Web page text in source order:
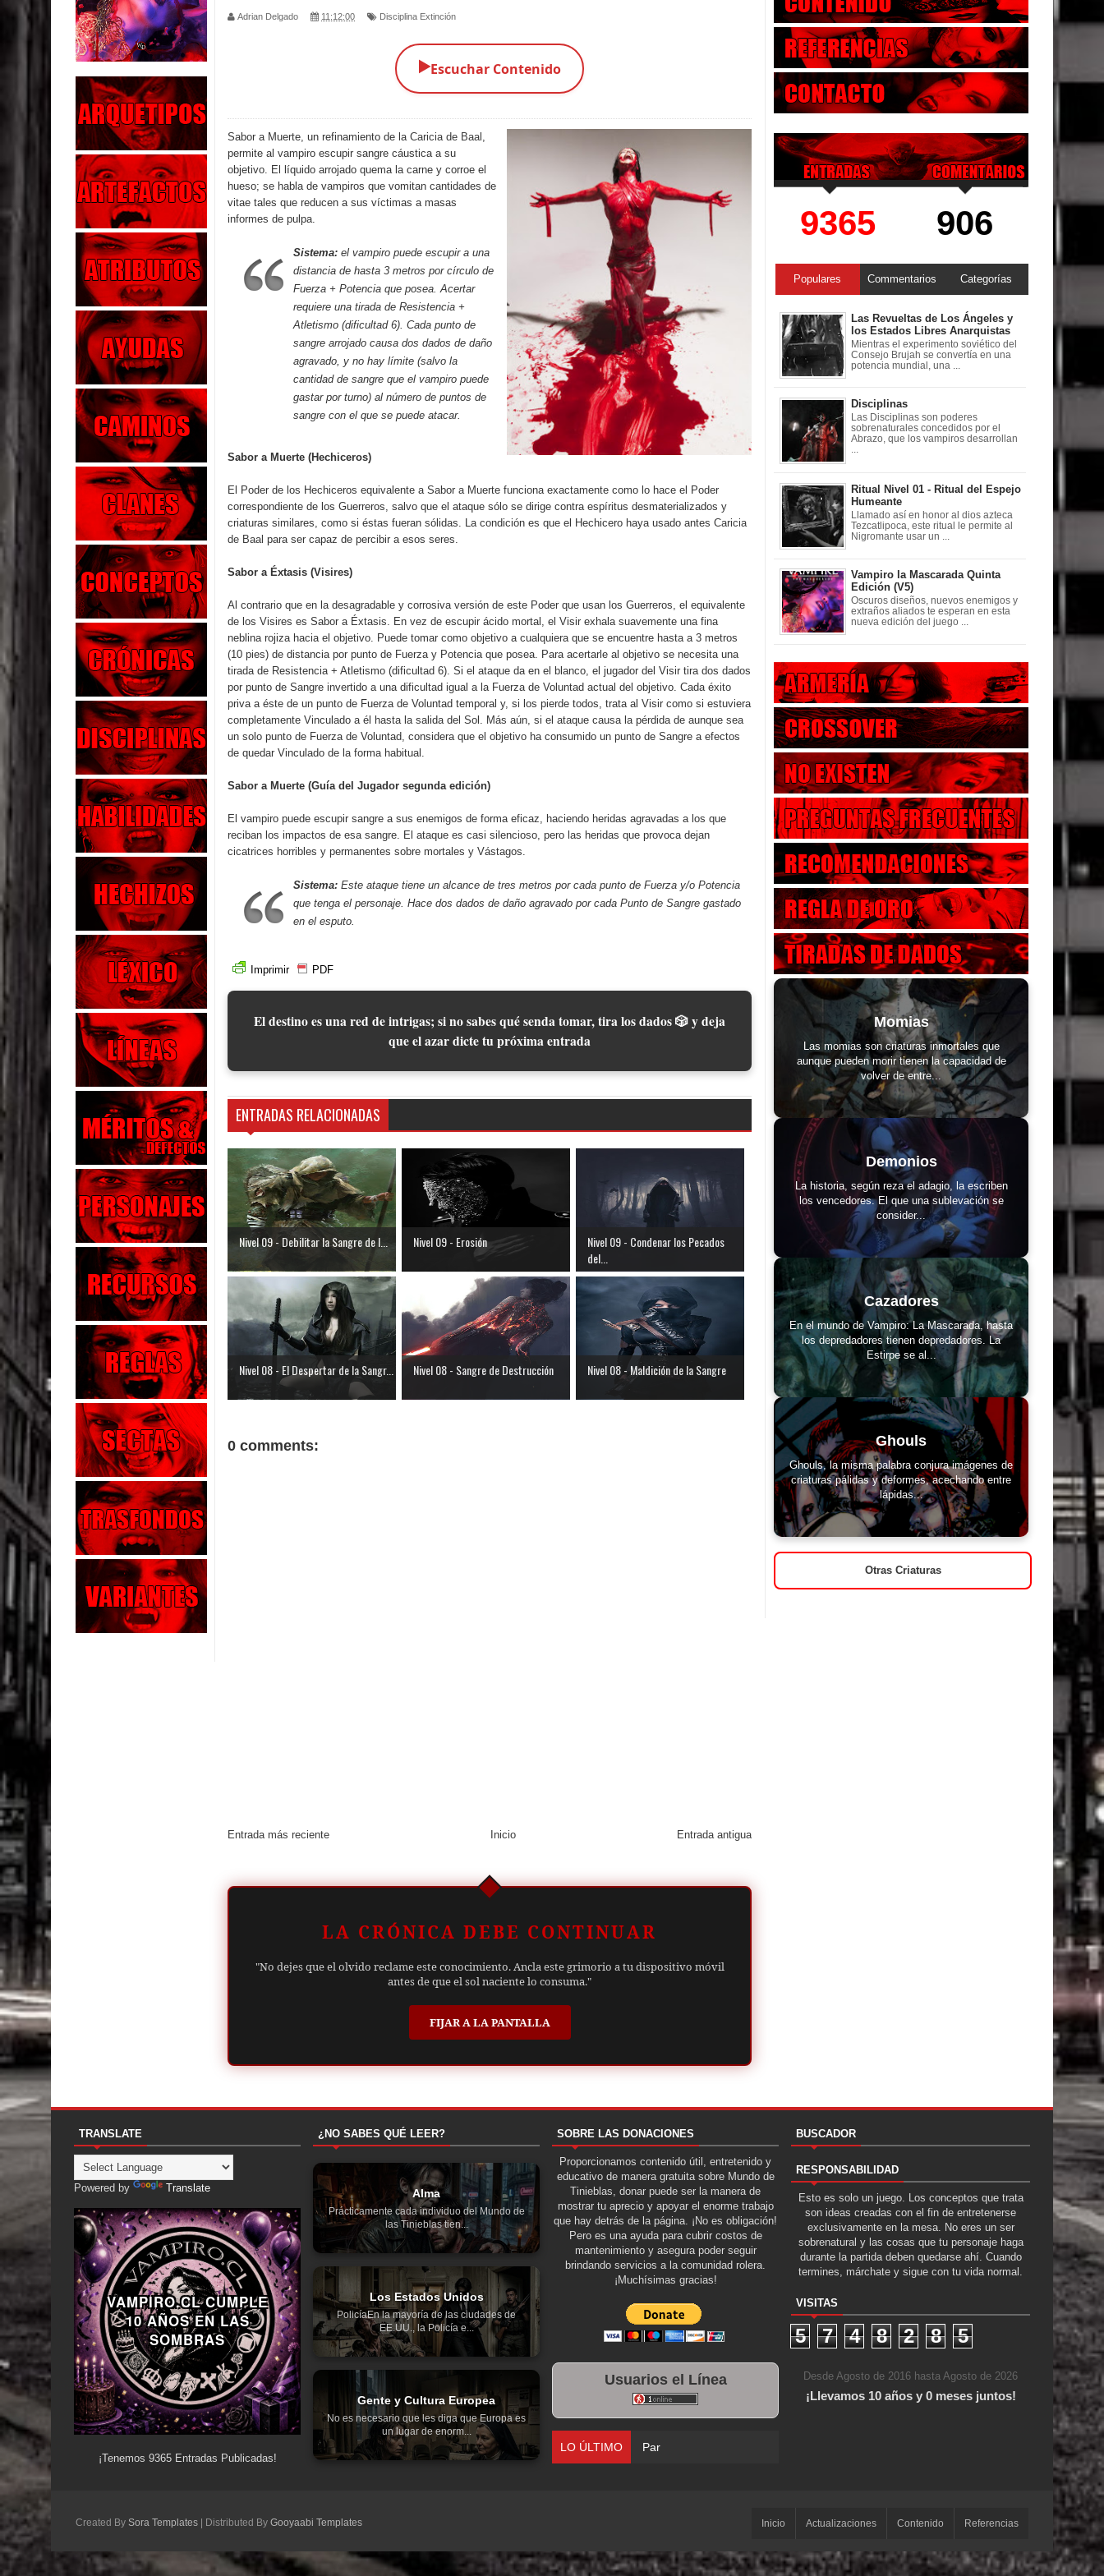
Exaltados y Muertos Vivientes
Los Muertos se Levantan (Relato)
Los Monstruos más Buscados
Alma
El Destructor
El Buscador
El Pueblo Protegido
Parte 05: Sitiados
Parte 04: Se Descubre el Pastel
Adrian Delgado 11:12:00 Disciplina Extinción
▶️Escuchar Contenido
Sabor a Muerte, un refinamiento de la Caricia de Baal ,
permite al vampiro escupir sangre cáustica a su
objetivo. El líquido arrojado quema la carne y corroe el
hueso; se habla de vampiros que vomitan cantidades de
vitae tales que reducen a sus víctimas a masas
informes de pulpa.
Sistema: el vampiro puede escupir a una
distancia de hasta 3 metros por círculo de
Fuerza + Potencia que posea. Acertar
requiere una tirada de Resistencia +
Atletismo (dificultad 6). Cada punto de
sangre arrojado causa dos dados de daño
agravado, y no hay límite (salvo la
cantidad de sangre que el vampiro puede
gastar por turno) al número de puntos de
sangre con el que se puede atacar.
Sabor a Muerte (Hechiceros)
El Poder de los Hechiceros equivalente a Sabor a Muerte funciona exactamente como lo hace el Poder
correspondiente de los Guerreros, salvo que el ataque sólo se dirige contra espíritus desmaterializados y
criaturas similares, como si éstas fueran sólidas. La condición es que el Hechicero haya usado antes Caricia
de Baal para ser capaz de percibir a esos seres.
Sabor a Éxtasis (Visires)
Al contrario que en la desagradable y corrosiva versión de este Poder que usan los Guerreros, el equivalente
de los Visires es Sabor a Éxtasis. En vez de escupir ácido mortal, el Visir exhala suavemente una fina
neblina rojiza hacia el objetivo. Puede tomar como objetivo a cualquiera que se encuentre hasta a 3 metros
(10 pies) de distancia por punto de Fuerza y Potencia que posea. Para acertarle al objetivo se necesita una
tirada de Resistencia + Atletismo (dificultad 6). Si el ataque da en el blanco, el jugador del Visir tira dos dados
por punto de Sangre invertido a una dificultad igual a la Fuerza de Voluntad actual del objetivo. Cada éxito
priva a éste de un punto de Fuerza de Voluntad temporal y, si los pierde todos, trata al Visir como si estuviera
completamente Vinculado a él hasta la salida del Sol. Más aún, si el ataque causa la pérdida de aunque sea
un solo punto de Fuerza de Voluntad, considera que el objetivo ha consumido un punto de Sangre a efectos
de quedar Vinculado de la forma habitual.
Sabor a Muerte (Guía del Jugador segunda edición)
El vampiro puede escupir sangre a sus enemigos de forma eficaz, haciendo heridas agravadas a los que
reciban los impactos de esa sangre. El ataque es casi silencioso, pero las heridas que provoca dejan
cicatrices horribles y permanentes sobre mortales y Vástagos.
Sistema: Este ataque tiene un alcance de tres metros por cada punto de Fuerza y/o Potencia
que tenga el personaje. Hace dos dados de daño agravado por cada Punto de Sangre gastado
en el esputo.
Imprimir PDF
El destino es una red de intrigas; si no sabes qué senda tomar, tira los dados 🎲 y deja
que el azar dicte tu próxima entrada
ENTRADAS RELACIONADAS
Nivel 09 - Debilitar la Sangre de l... Nivel 09 - Erosión
Nivel 09 - Condenar los Pecados
del...
Nivel 08 - El Despertar de la Sangr... Nivel 08 - Sangre de Destrucción Nivel 08 - Maldición de la Sangre
0 comments:
Entrada más reciente Entrada antigua
Inicio
LA CRÓNICA DEBE CONTINUAR
"No dejes que el olvido reclame este conocimiento. Ancla este grimorio a tu dispositivo móvil
antes de que el sol naciente lo consuma."
FIJAR A LA PANTALLA
9365 906
Populares Commentarios Categorías
Las Revueltas de Los Ángeles y
los Estados Libres Anarquistas
Mientras el experimento soviético del
Consejo Brujah se convertía en una
potencia mundial, una ...
Disciplinas
Las Disciplinas son poderes
sobrenaturales concedidos por el
Abrazo, que los vampiros desarrollan
Ritual Nivel 01 - Ritual del Espejo
Humeante
Llamado así en honor al dios azteca
Tezcatlipoca, este ritual le permite al
Nigromante usar un ...
Vampiro la Mascarada Quinta
Edición (V5)
Oscuros diseños, nuevos enemigos y
extraños aliados te esperan en esta
nueva edición del juego ...
Momias
Las momias son criaturas inmortales que
aunque pueden morir tienen la capacidad de
volver de entre...
Demonios
La historia, según reza el adagio, la escriben
los vencedores. El que una sublevación se
consider...
Cazadores
En el mundo de Vampiro: La Mascarada, hasta
los depredadores tienen depredadores. La
Estirpe se al...
Ghouls
Ghouls, la misma palabra conjura imágenes de
criaturas pálidas y deformes, acechando entre
lápidas...
Otras Criaturas
TRANSLATE
Powered by Translate
VAMPIRO.CL CUMPLE
10 AÑOS EN LAS
SOMBRAS
¡Tenemos 9365Entradas Publicadas!
¿NO SABES QUÉ LEER?
Alma
Prácticamente cada individuo del Mundo de
las Tinieblas tien...
Los Estados Unidos
PolicíaEn la mayoría de las ciudades de
EE.UU., la Policía e...
Gente y Cultura Europea
No es necesario que les diga que Europa es
un lugar de enorm...
SOBRE LAS DONACIONES
Proporcionamos contenido útil, entretenido y
educativo de manera gratuita sobre Mundo de
Tinieblas, donar puede ser la manera de
mostrar tu aprecio y apoyar el enorme trabajo
que hay detrás de la página. ¡No es obligación!
Pero es una ayuda para cubrir costos de
mantenimiento y asegura poder seguir
brindando servicios a la comunidad rolera.
¡Muchísimas gracias!
Usuarios el Línea
LO ÚLTIMO Parte 03: Una Piraña en el Bidé
BUSCADOR
RESPONSABILIDAD
Esto es solo un juego. Los conceptos que trata
son ideas creadas con el fin de entretenerse
exclusivamente en la mesa. No eres un ser
sobrenatural y las cosas que tu personaje haga
durante la partida deben quedarse ahí. Cuando
termines, márchate y sigue con tu vida normal.
VISITAS
5 7 4 8 2 8 5
Desde Agosto de 2016 hasta Agosto de 2026
¡Llevamos 10 años y 0 meses juntos!
Created By Sora Templates | Distributed By Gooyaabi Templates Inicio Actualizaciones Contenido Referencias